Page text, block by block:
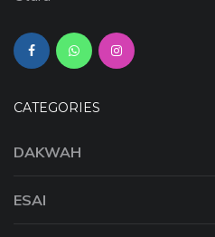
CATEGORIES
DAKWAH
ESAI